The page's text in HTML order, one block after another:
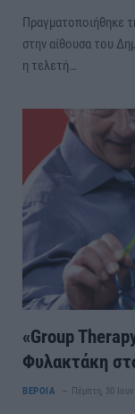
Πραγματοποιήθηκε
στην αίθουσα του
η τελετή…
«Group
Φυλακτάκη
ΒΕΡΟΙΑ Πέμπτη, 30